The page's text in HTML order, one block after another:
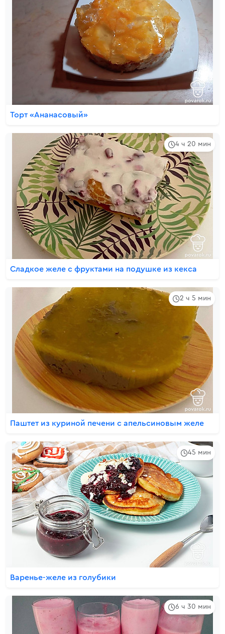
Торт «Ананасовый»
4 ч 20 мин
Сладкое желе с фруктами на подушке из кекса
2 ч 5 мин
Паштет из куриной печени с апельсиновым желе
45 мин
Варенье-желе из голубики
6 ч 30 мин